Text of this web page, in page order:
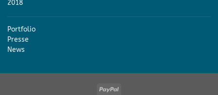
2018
Portfolio
Presse
News